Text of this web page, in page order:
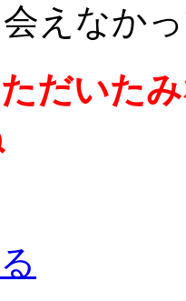
えなか
だいたみ